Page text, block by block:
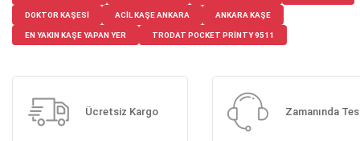
DOKTOR KAŞESI ACIL KAŞE ANKARA ANKARA KAŞE
EN YAKIN KAŞE YAPAN YER TRODAT POCKET PRINTY 9511
Ücretsiz Kargo Zamanında